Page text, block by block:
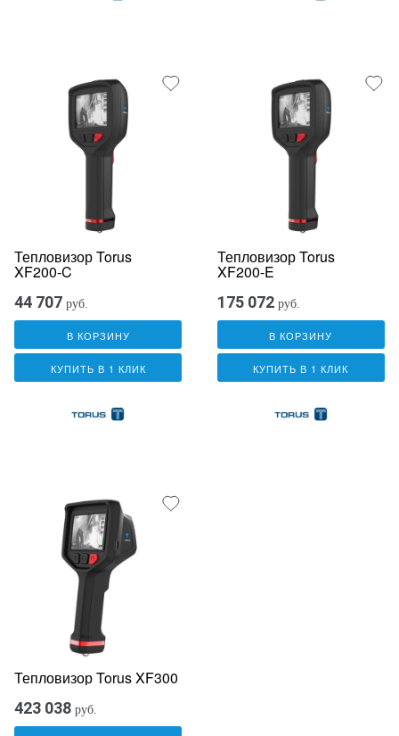
Тепловизор Torus
XF200-C
44 707 руб.
В КОРЗИНУ
КУПИТЬ В 1 КЛИК
Тепловизор Torus
XF200-E
175 072 руб.
В КОРЗИНУ
КУПИТЬ В 1 КЛИК
Тепловизор Torus XF300
423 038 руб.